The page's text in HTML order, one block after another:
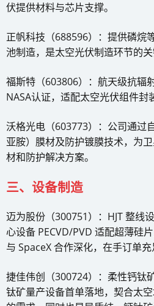
伏提供材料与芯片支撑。
正帆科技（688596）：提供磷烷
池制造，是太空光伏制造环节的关
福斯特（603806）：航天级抗辐
NASA认证，适配太空光伏组件封
沃格光电（603773）：公司通过
亚胺）膜材及防护镀膜技术，为
材和防护解决方案。
三、设备制造
迈为股份（300751）：HJT 整线
心设备 PECVD/PVD 适配超薄硅
与 SpaceX 合作深化，在手订单充
捷佳伟创（300724）：柔性钙钛
钛矿量产设备首单落地，契合太